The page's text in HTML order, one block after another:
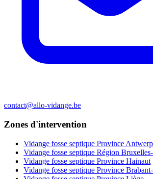
contact@allo-vidange.be
Zones d'intervention
Vidange fosse septique Province
Vidange fosse septique Région
Vidange fosse septique Province Hainaut
Vidange fosse septique Province